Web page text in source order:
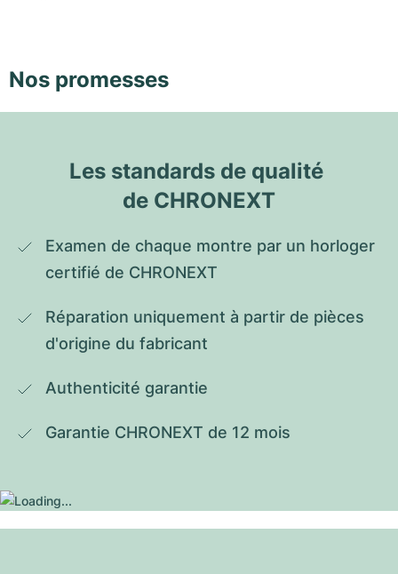
Nos promesses
Les standards de qualité
de CHRONEXT
Examen de chaque montre par un horloger
certifié de CHRONEXT
Réparation uniquement à partir de pièces
d'origine du fabricant
Authenticité garantie
Garantie CHRONEXT de 12 mois